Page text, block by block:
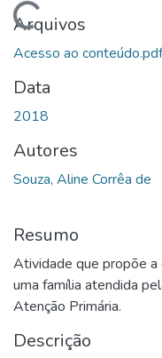
Carregando...
Arquivos
Acesso ao
Data
2018
Autores
Souza, Aline Corrêa de
Resumo
Atividade que propõe a
uma família atendida
Atenção Primária.
Descrição